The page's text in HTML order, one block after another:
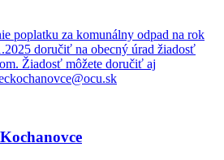
poplatku za komunálny odpad na rok
doručiť na obecný úrad žiadosť
Žiadosť môžete doručiť aj